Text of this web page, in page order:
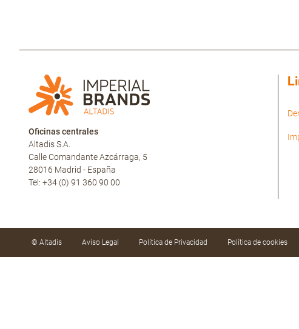
Oficinas centrales
Altadis S.A.
Calle Comandante Azcárraga, 5
28016 Madrid - España
Tel: +34 (0) 91 360 90 00
© Altadis Aviso Legal Política de Privacidad Política de cookies